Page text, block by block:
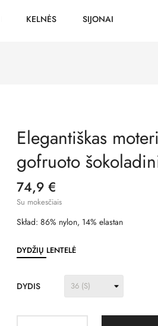
KELNĖS SIJONAI
Elegantiškas
gofruoto
74,9 €
Su mokesčiais
Skład: 86% nylon, 14% elastan
DYDŽIŲ LENTELĖ
DYDIS